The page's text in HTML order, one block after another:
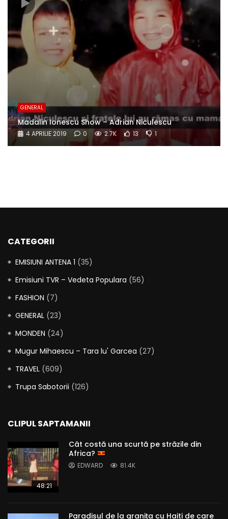
GENERAL
Madalin Ionescu Show – Adrian Niculescu
4 APRILIE 2019 0 2.7K 13 1
CATEGORII
EMISIUNI ANTENA 1 (35)
Emisiuni TVR – Vedeta Populara (56)
FASHION (7)
GENERAL (23)
MONDEN (24)
Mugur Mihaescu – Tara lu' Garcea (27)
TRAVEL (609)
Trupa Sabotorii (126)
CLIPUL SAPTAMANII
48:21
Cât costă una scurtă pe străzile din
Africa?
EDWARD 81.4K
Paradisul de la granița cu Haiti de care